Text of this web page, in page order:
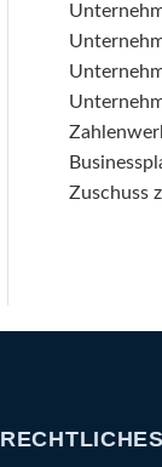
Zuschuss
RECHTLICHES